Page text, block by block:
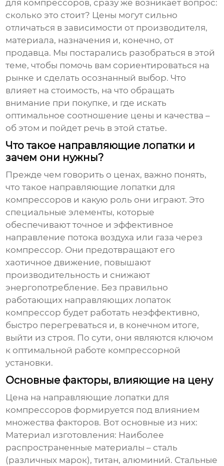
для компрессоров, сразу же возникает вопрос:
сколько это стоит? Цены могут сильно
отличаться в зависимости от производителя,
материала, назначения и, конечно, от
продавца. Мы постарались разобраться в этой
теме, чтобы помочь вам сориентироваться на
рынке и сделать осознанный выбор. Что
влияет на стоимость, на что обращать
внимание при покупке, и где искать
оптимальное соотношение цены и качества –
об этом и пойдет речь в этой статье.
Что такое направляющие лопатки и
зачем они нужны?
Прежде чем говорить о ценах, важно понять,
что такое направляющие лопатки для
компрессоров и какую роль они играют. Это
специальные элементы, которые
обеспечивают точное и эффективное
направление потока воздуха или газа через
компрессор. Они предотвращают его
хаотичное движение, повышают
производительность и снижают
энергопотребление. Без правильно
работающих направляющих лопаток
компрессор будет работать неэффективно,
быстро перегреваться и, в конечном итоге,
выйти из строя. По сути, они являются ключом
к оптимальной работе компрессорной
установки.
Основные факторы, влияющие на цену
Цена на направляющие лопатки для
компрессоров формируется под влиянием
множества факторов. Вот основные из них:
Материал изготовления: Наиболее
распространенные материалы – сталь
(различных марок), титан, алюминий. Стальные